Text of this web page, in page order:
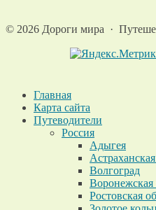
© 2026 Дороги мира ·
Главная
Карта сайта
Путеводители
Россия
Адыгея
Волгоград
Воронежская
Ростовская